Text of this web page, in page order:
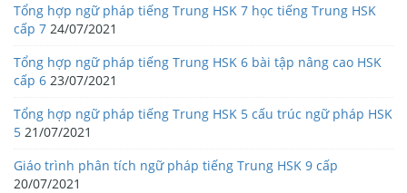
Tổng hợp ngữ pháp tiếng Trung HSK 7 học tiếng Trung HSK
cấp 7 24/07/2021
Tổng hợp ngữ pháp tiếng Trung HSK 6 bài tập nâng cao HSK
cấp 6 23/07/2021
Tổng hợp ngữ pháp tiếng Trung HSK 5 cấu trúc ngữ pháp HSK
5 21/07/2021
Giáo trình phân tích ngữ pháp tiếng Trung HSK 9 cấp
20/07/2021